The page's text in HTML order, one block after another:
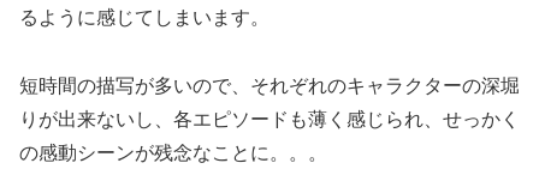
るように感じてしまいます。
短時間の描写が多いので、それぞれのキャラクターの深堀
りが出来ないし、各エピソードも薄く感じられ、せっかく
の感動シーンが残念なことに。。。